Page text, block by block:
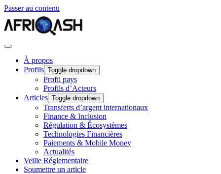
Passer au contenu
À propos
Profils Toggle dropdown
Profil pays
Profils d’Acteurs
Articles Toggle dropdown
Transferts d’argent internationaux
Finance & Inclusion
Régulation & Écosystèmes
Technologies Financières
Paiements & Mobile Money
Actualités
Veille Réglementaire
Soumettre un article